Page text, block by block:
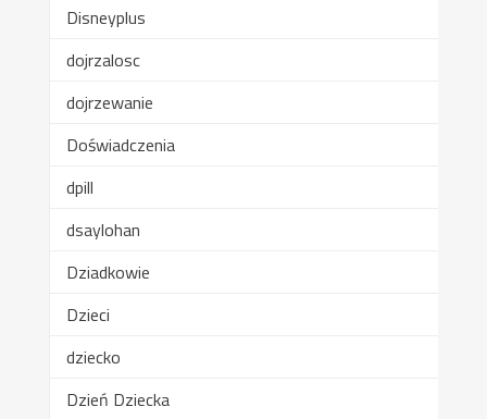
Disneyplus
dojrzalosc
dojrzewanie
Doświadczenia
dpill
dsaylohan
Dziadkowie
Dzieci
dziecko
Dzień Dziecka